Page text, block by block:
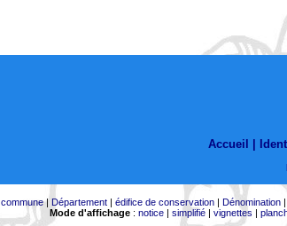
Accueil |
commune| Département| édifice de conservation| Dénomination|
Mode d'affichage: notice| simplifié| vignettes |